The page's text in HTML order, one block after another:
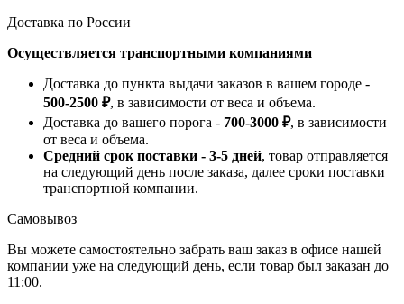
Доставка по России
Осуществляется транспортными компаниями
Доставка до пункта выдачи заказов в вашем городе -
500-2500 ₽, в зависимости от веса и объема.
Доставка до вашего порога - 700-3000 ₽, в зависимости
от веса и объема.
Средний срок поставки - 3-5 дней, товар отправляется
на следующий день после заказа, далее сроки поставки
транспортной компании.
Самовывоз
Вы можете самостоятельно забрать ваш заказ в офисе нашей
компании уже на следующий день, если товар был заказан до
11:00.